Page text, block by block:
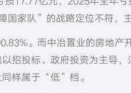
家队”的战略定位不符，
。而中冶置业的房地产
招投标、政府投资为主导，
同样属于“低”档。